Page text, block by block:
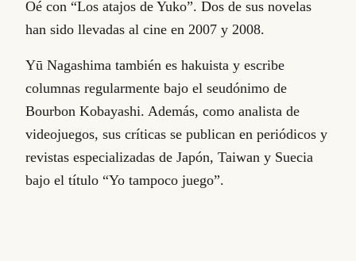
Oé con “Los atajos de Yuko”. Dos de sus novelas
han sido llevadas al cine en 2007 y 2008.
Yū Nagashima también es hakuista y escribe
columnas regularmente bajo el seudónimo de
Bourbon Kobayashi. Además, como analista de
videojuegos, sus críticas se publican en periódicos y
revistas especializadas de Japón, Taiwan y Suecia
bajo el título “Yo tampoco juego”.